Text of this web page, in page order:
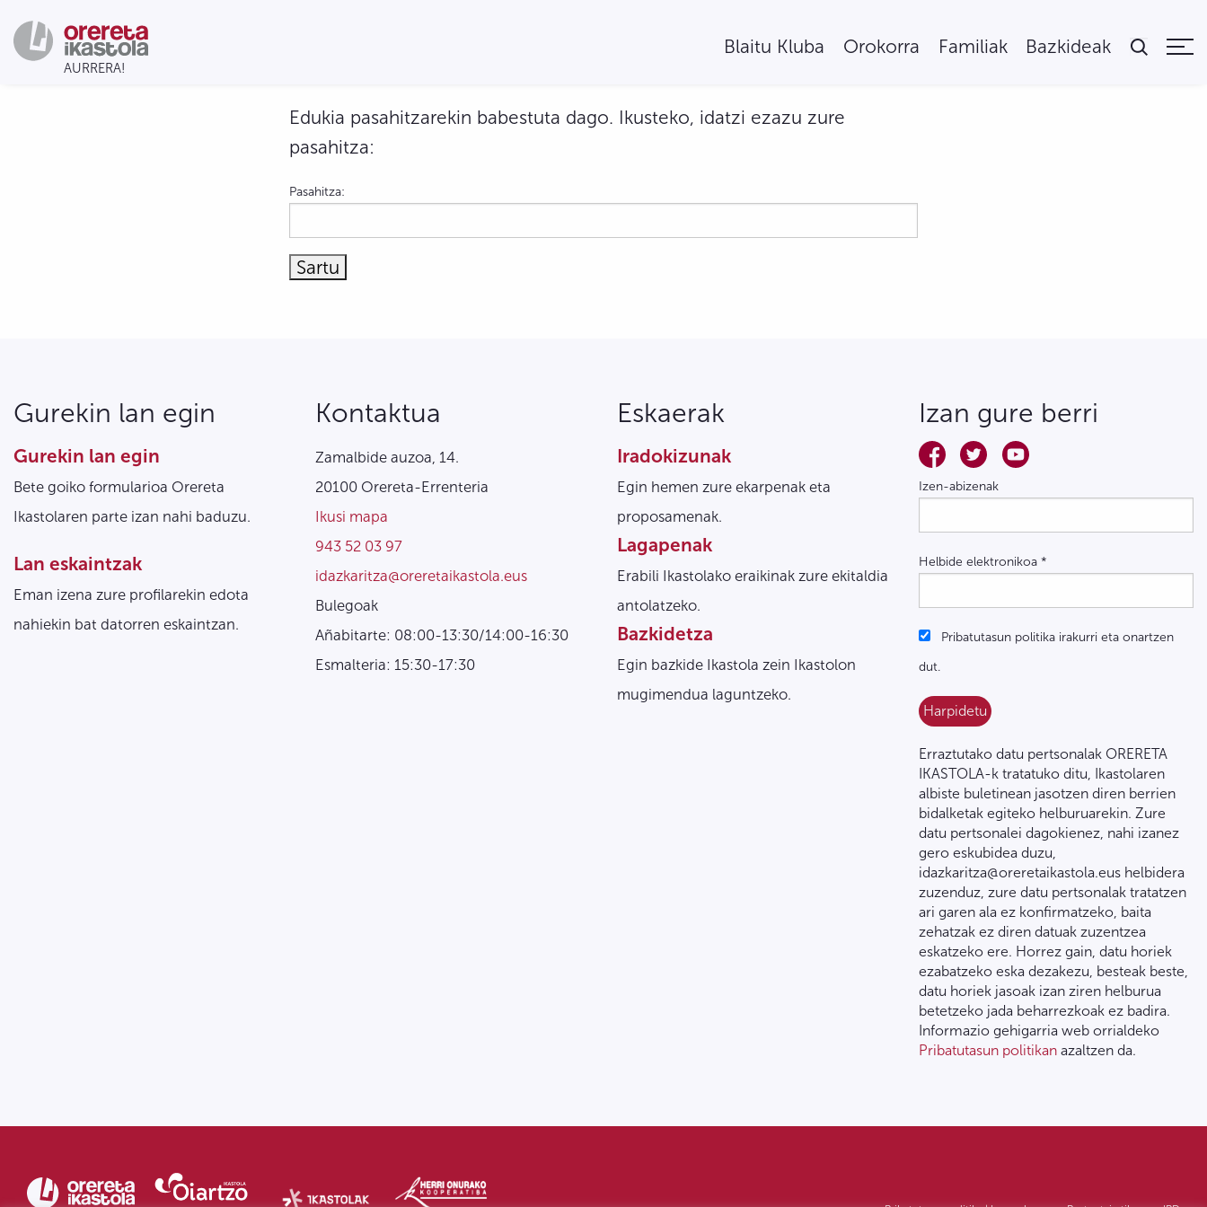
Blaitu Kluba Orokorra Familiak Bazkideak
Edukia pasahitzarekin babestuta dago. Ikusteko, idatzi ezazu zure
pasahitza:
Pasahitza:
Gurekin lan egin
Gurekin lan egin
Bete goiko formularioa Orereta
Ikastolaren parte izan nahi baduzu.
Lan eskaintzak
Eman izena zure profilarekin edota
nahiekin bat datorren eskaintzan.
Kontaktua
Zamalbide auzoa, 14.
20100 Orereta-Errenteria
Ikusi mapa
943 52 03 97
idazkaritza@oreretaikastola.eus
Bulegoak
Añabitarte: 08:00-13:30/14:00-16:30
Esmalteria: 15:30-17:30
Eskaerak
Iradokizunak
Egin hemen zure ekarpenak eta
proposamenak.
Lagapenak
Erabili Ikastolako eraikinak zure ekitaldia
antolatzeko.
Bazkidetza
Egin bazkide Ikastola zein Ikastolon
mugimendua laguntzeko.
Izan gure berri
Izen-abizenak
Helbide elektronikoa *
Pribatutasun politika irakurri eta onartzen
dut.
Erraztutako datu pertsonalak ORERETA
IKASTOLA-k tratatuko ditu, Ikastolaren
albiste buletinean jasotzen diren berrien
bidalketak egiteko helburuarekin. Zure
datu pertsonalei dagokienez, nahi izanez
gero eskubidea duzu,
idazkaritza@oreretaikastola.eus helbidera
zuzenduz, zure datu pertsonalak tratatzen
ari garen ala ez konfirmatzeko, baita
zehatzak ez diren datuak zuzentzea
eskatzeko ere. Horrez gain, datu horiek
ezabatzeko eska dezakezu, besteak beste,
datu horiek jasoak izan ziren helburua
betetzeko jada beharrezkoak ez badira.
Informazio gehigarria web orrialdeko
Pribatutasun politikanazaltzen da.